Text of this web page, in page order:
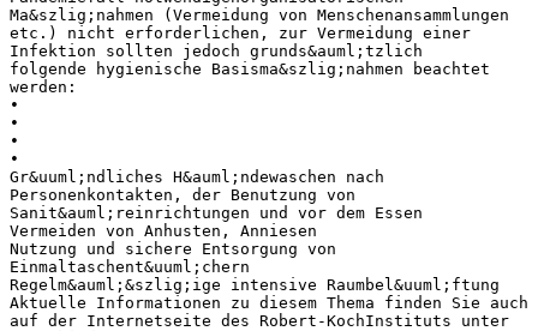
Ma&szlig;nahmen (Vermeidung von Menschenansammlungen
etc.) nicht erforderlichen, zur Vermeidung einer
Infektion sollten jedoch grunds&auml;tzlich
folgende hygienische Basisma&szlig;nahmen beachtet
werden:
•
•
•
•
Gr&uuml;ndliches H&auml;ndewaschen nach
Personenkontakten, der Benutzung von
Sanit&auml;reinrichtungen und vor dem Essen
Vermeiden von Anhusten, Anniesen
Nutzung und sichere Entsorgung von
Einmaltaschent&uuml;chern
Regelm&auml;&szlig;ige intensive Raumbel&uuml;ftung
Aktuelle Informationen zu diesem Thema finden Sie auch
auf der Internetseite des Robert-KochInstituts unter